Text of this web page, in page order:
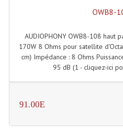
Angles Trio
Cercle
Cercle Struct
OWB8-
AUDIOPHONY OWB8-108 haut
170W 8 Ohms pour satellite
cm) Impédance : 8 Ohms
95 dB (1 - cliquez-ici
91.00E